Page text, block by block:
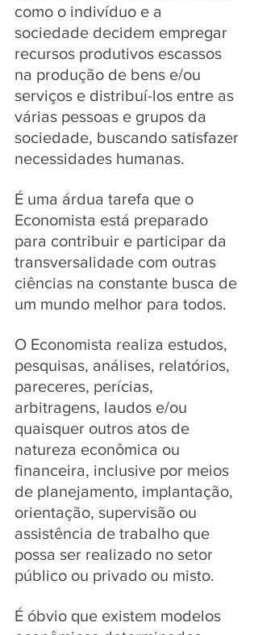
como o indivíduo e a
sociedade decidem empregar
recursos produtivos escassos
na produção de bens e/ou
serviços e distribuí-los entre as
várias pessoas e grupos da
sociedade, buscando satisfazer
necessidades humanas.
É uma árdua tarefa que o
Economista está preparado
para contribuir e participar da
transversalidade com outras
ciências na constante busca de
um mundo melhor para todos.
O Economista realiza estudos,
pesquisas, análises, relatórios,
pareceres, perícias,
arbitragens, laudos e/ou
quaisquer outros atos de
natureza econômica ou
financeira, inclusive por meios
de planejamento, implantação,
orientação, supervisão ou
assistência de trabalho que
possa ser realizado no setor
público ou privado ou misto.
É óbvio que existem modelos